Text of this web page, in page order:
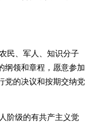
民、军人、知识分子
纲领和章程，愿意参加
党的决议和按期交纳党
阶级的有共产主义觉